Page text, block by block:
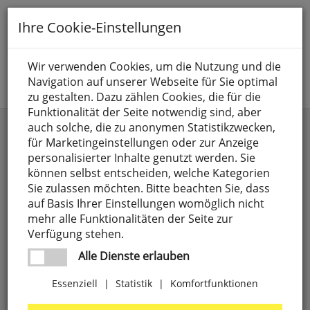
Toggle
Suche nach
Jetzt anmelden
Badleuchten
Ihre Cookie-Einstellungen
Wir verwenden Cookies, um die Nutzung und die
Navigation auf unserer Webseite für Sie optimal
zu gestalten. Dazu zählen Cookies, die für die
Funktionalität der Seite notwendig sind, aber
auch solche, die zu anonymen Statistikzwecken,
für Marketingeinstellungen oder zur Anzeige
personalisierter Inhalte genutzt werden. Sie
können selbst entscheiden, welche Kategorien
Sie zulassen möchten. Bitte beachten Sie, dass
auf Basis Ihrer Einstellungen womöglich nicht
mehr alle Funktionalitäten der Seite zur
Verfügung stehen.
Alle Dienste erlauben
Essenziell | Statistik | Komfortfunktionen